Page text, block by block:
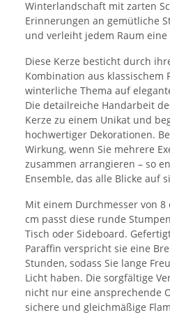
Winterlandschaft mit zarten
Erinnerungen an gemütliche
und verleiht jedem Raum eine
Diese Kerze besticht durch
Kombination aus klassischem
winterliche Thema auf
Die detailreiche Handarbeit
Kerze zu einem Unikat und
hochwertiger Dekorationen.
Wirkung, wenn Sie mehrere
zusammen arrangieren – so
Ensemble, das alle Blicke auf
Mit einem Durchmesser von
cm passt diese runde
Tisch oder Sideboard.
Paraffin verspricht sie eine
Stunden, sodass Sie lange
Licht haben. Die sorgfältige
nicht nur eine ansprechende
sichere und gleichmäßige